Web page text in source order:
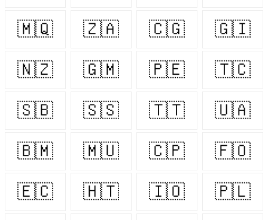
🇲🇶 🇿🇦 🇨🇬 🇬🇮
🇳🇿 🇬🇲 🇵🇪 🇹🇨
🇸🇧 🇸🇸 🇹🇹 🇺🇦
🇧🇲 🇲🇺 🇨🇵 🇫🇴
🇪🇨 🇭🇹 🇮🇴 🇵🇱